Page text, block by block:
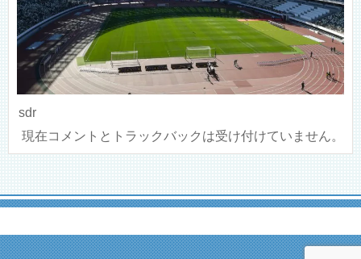
sdr
現在コメントとトラックバックは受け付けていません。